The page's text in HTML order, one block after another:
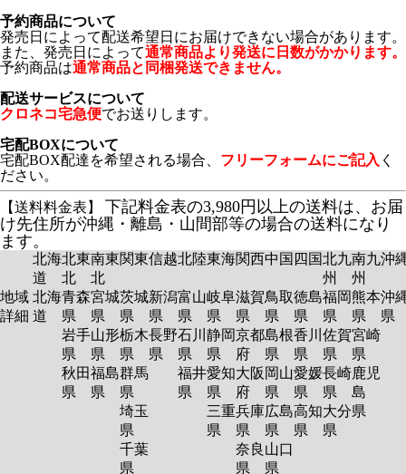
予約商品について
発売日によって配送希望日にお届けできない場合があります。
また、発売日によって通常商品より発送に日数がかかります。
予約商品は通常商品と同梱発送できません。
配送サービスについて
クロネコ宅急便でお送りします。
宅配BOXについて
宅配BOX配達を希望される場合、 フリーフォームにご記入 く
ださい。
【送料料金表】
下記料金表の3,980円以上の送料は、お届
け先住所が沖縄・離島・山間部等の場合の送料になり
ます。
北海
道
北東
北
南東
北
関東信越北陸東海関西中国 四国北九
州
南九
州
沖
地域
詳細
北海
道
青森
県
岩手
県
秋田
県
宮城
県
山形
県
福島
県
茨城
県
栃木
県
群馬
県
埼玉
県
千葉
県
新潟
県
長野
県
富山
県
石川
県
福井
県
岐阜
県
静岡
県
愛知
県
三重
県
滋賀
県
京都
府
大阪
府
兵庫
県
奈良
県
鳥取
県
島根
県
岡山
県
広島
県
山口
県
徳島
県
香川
県
愛媛
県
高知
県
福岡
県
佐賀
県
長崎
県
大分
県
熊本
県
宮崎
県
鹿児
島
県
沖